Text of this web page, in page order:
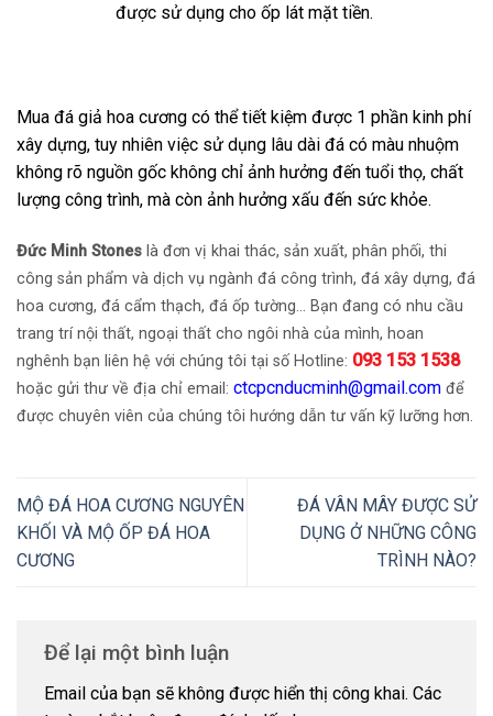
được sử dụng cho ốp lát mặt tiền.
Mua đá giả hoa cương có thể tiết kiệm được 1 phần kinh phí
xây dựng, tuy nhiên việc sử dụng lâu dài đá có màu nhuộm
không rõ nguồn gốc không chỉ ảnh hưởng đến tuổi thọ, chất
lượng công trình, mà còn ảnh hưởng xấu đến sức khỏe.
Đức Minh Stones là đơn vị khai thác, sản xuất, phân phối, thi
công sản phẩm và dịch vụ ngành đá công trình, đá xây dựng, đá
hoa cương, đá cẩm thạch, đá ốp tường… Bạn đang có nhu cầu
trang trí nội thất, ngoại thất cho ngôi nhà của mình, hoan
nghênh bạn liên hệ với chúng tôi tại số Hotline: 093 153 1538
hoặc gửi thư về địa chỉ email: ctcpcnducminh@gmail.com để
được chuyên viên của chúng tôi hướng dẫn tư vấn kỹ lưỡng hơn.
MỘ ĐÁ HOA CƯƠNG NGUYÊN
KHỐI VÀ MỘ ỐP ĐÁ HOA
CƯƠNG
ĐÁ VÂN MÂY ĐƯỢC SỬ
DỤNG Ở NHỮNG CÔNG
TRÌNH NÀO?
Để lại một bình luận
Email của bạn sẽ không được hiển thị công khai. Các